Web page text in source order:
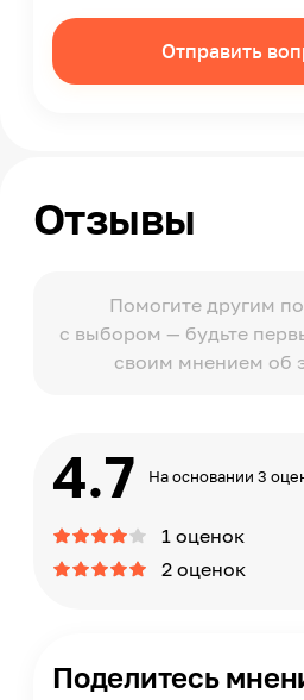
Отправить
Отзывы
Помогите другим
с выбором — будьте
своим мнением об
4.7 На основании 3
1 оценок
2 оценок
Поделитесь